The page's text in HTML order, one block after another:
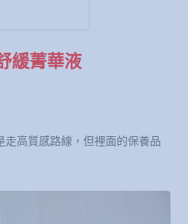
緩菁華液
高質感路線，但裡面的保養品